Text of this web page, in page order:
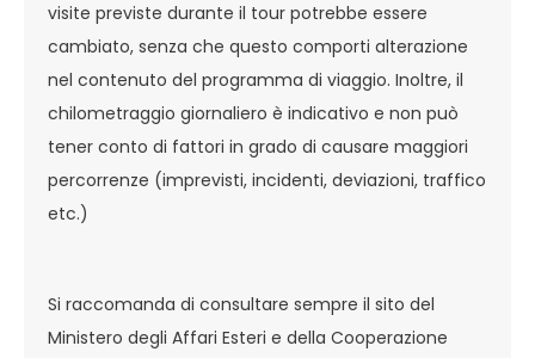
visite previste durante il tour potrebbe essere
cambiato, senza che questo comporti alterazione
nel contenuto del programma di viaggio. Inoltre, il
chilometraggio giornaliero è indicativo e non può
tener conto di fattori in grado di causare maggiori
percorrenze (imprevisti, incidenti, deviazioni, traffico
etc.)
Si raccomanda di consultare sempre il sito del
Ministero degli Affari Esteri e della Cooperazione